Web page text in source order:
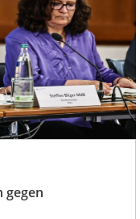
gegen